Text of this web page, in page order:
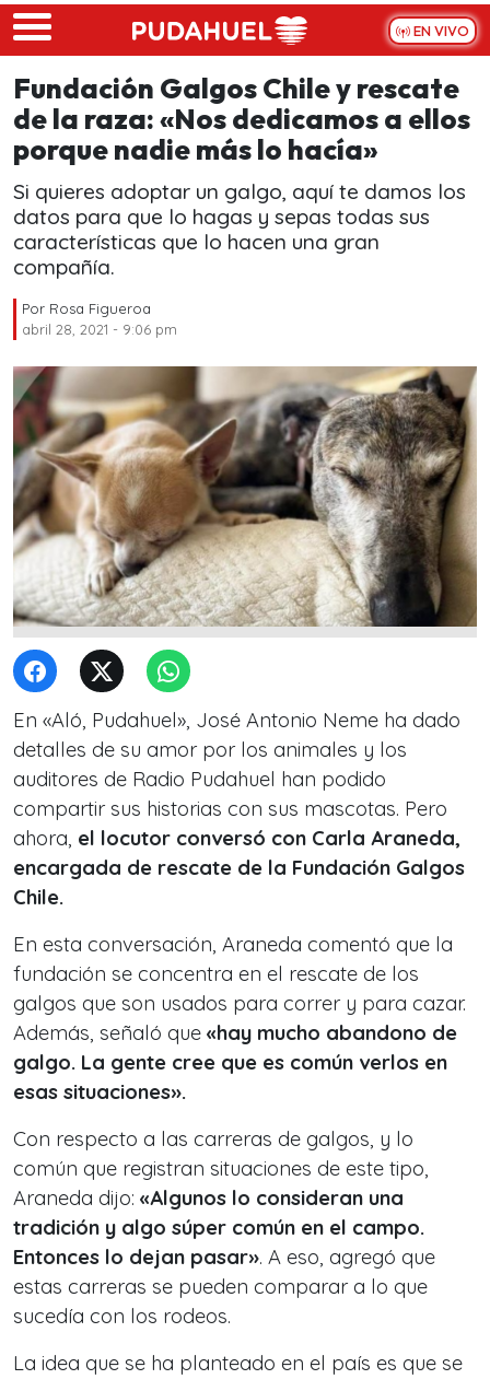
Skip to main content
EN VIVO
Fundación Galgos Chile y rescate
de la raza: «Nos dedicamos a ellos
porque nadie más lo hacía»
Si quieres adoptar un galgo, aquí te damos los
datos para que lo hagas y sepas todas sus
características que lo hacen una gran
compañía.
Por Rosa Figueroa
abril 28, 2021 - 9:06 pm
En «Aló, Pudahuel», José Antonio Neme ha dado
detalles de su amor por los animales y los
auditores de Radio Pudahuel han podido
compartir sus historias con sus mascotas. Pero
ahora, el locutor conversó con Carla Araneda,
encargada de rescate de la Fundación Galgos
Chile.
En esta conversación, Araneda comentó que la
fundación se concentra en el rescate de los
galgos que son usados para correr y para cazar.
Además, señaló que «hay mucho abandono de
galgo. La gente cree que es común verlos en
esas situaciones».
Con respecto a las carreras de galgos, y lo
común que registran situaciones de este tipo,
Araneda dijo: «Algunos lo consideran una
tradición y algo súper común en el campo.
Entonces lo dejan pasar». A eso, agregó que
estas carreras se pueden comparar a lo que
sucedía con los rodeos.
La idea que se ha planteado en el país es que se